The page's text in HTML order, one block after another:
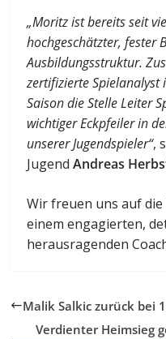
„Moritz ist bereits seit
hochgeschätzter, fester
Ausbildungsstruktur.
zertifizierte Spielanalyst
Saison die Stelle Leiter
wichtiger Eckpfeiler in
unserer Jugendspieler“,
JugendAndreas
Wir freuen uns auf
einem engagierten,
herausragenden
Malik Salkic zurück bei
Verdienter Heimsieg